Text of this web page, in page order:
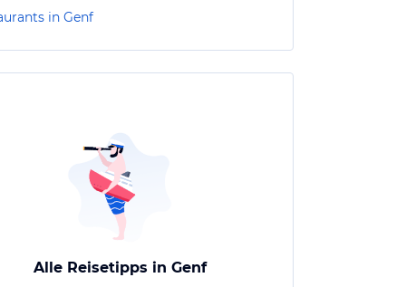
in Genf
Alle Reisetipps in Genf